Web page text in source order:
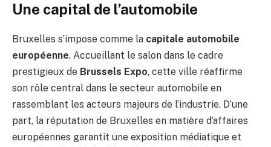
Une capital de l’automobile
Bruxelles s’impose comme la capitale automobile
européenne. Accueillant le salon dans le cadre
prestigieux de Brussels Expo, cette ville réaffirme
son rôle central dans le secteur automobile en
rassemblant les acteurs majeurs de l’industrie. D’une
part, la réputation de Bruxelles en matière d’affaires
européennes garantit une exposition médiatique et